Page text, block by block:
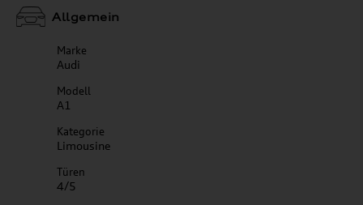
Allgemein
Marke
Audi
Modell
A1
Kategorie
Limousine
Türen
4/5